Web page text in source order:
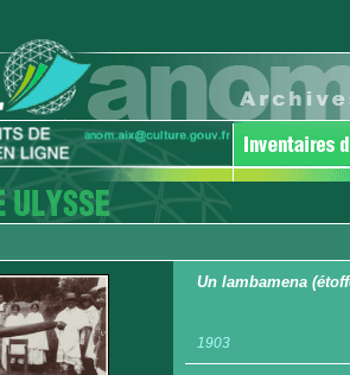
Un lambamena
1903